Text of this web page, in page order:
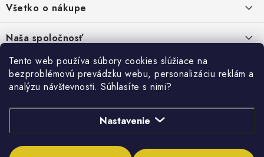
Tento web používa súbory cookies slúžiace na
bezproblémovú prevádzku webu, personalizáciu reklám a
analýzu návštevnosti. Súhlasíte s nimi?
Nastavenie
p
ä
t
Všetko o nákupe
Obchodné podmienky
Podmienky ochrany osobných údajov
Naša spoločnosť
SHOWROOM - poradňa pre vaše projekty
PREDAJŇA - Raková
Stabilná spoločnosť od roku 2009
Prihlásenie
E-mail
Heslo
HĽADAŤ